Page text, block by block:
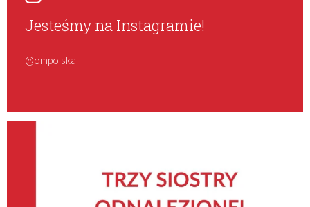
Jesteśmy na Instagramie!
@ompolska